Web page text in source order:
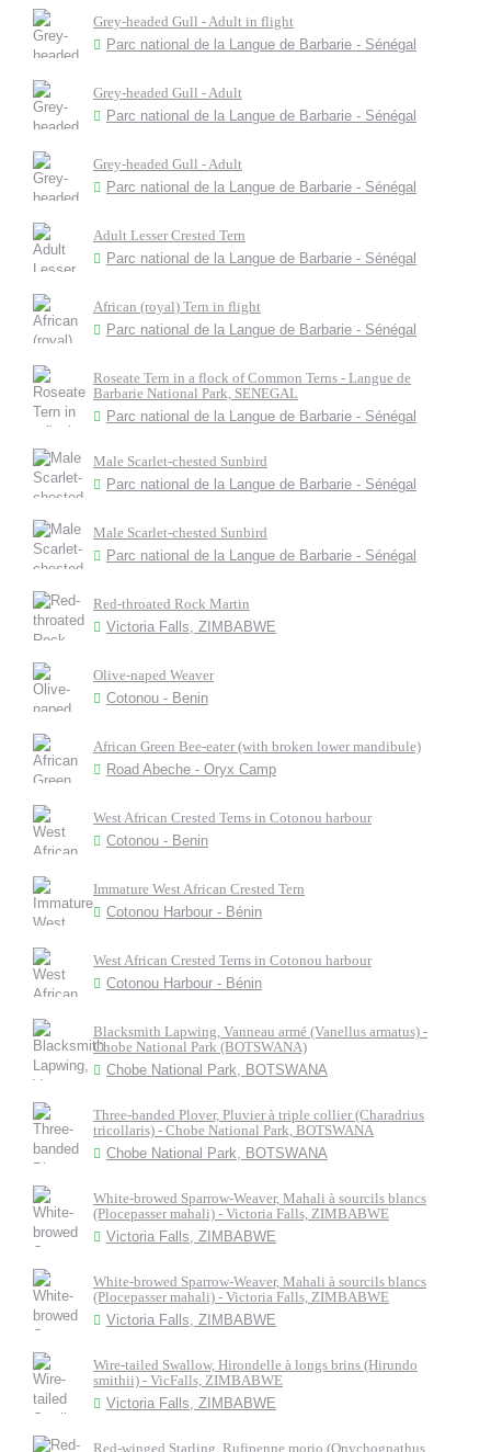
Grey-headed Gull - Adult in flight
Parc national de la Langue de Barbarie - Sénégal
Grey-headed Gull - Adult
Parc national de la Langue de Barbarie - Sénégal
Grey-headed Gull - Adult
Parc national de la Langue de Barbarie - Sénégal
Adult Lesser Crested Tern
Parc national de la Langue de Barbarie - Sénégal
African (royal) Tern in flight
Parc national de la Langue de Barbarie - Sénégal
Roseate Tern in a flock of Common Terns - Langue de
Barbarie National Park, SENEGAL
Parc national de la Langue de Barbarie - Sénégal
Male Scarlet-chested Sunbird
Parc national de la Langue de Barbarie - Sénégal
Male Scarlet-chested Sunbird
Parc national de la Langue de Barbarie - Sénégal
Red-throated Rock Martin
Victoria Falls, ZIMBABWE
Olive-naped Weaver
Cotonou - Benin
African Green Bee-eater (with broken lower mandibule)
Road Abeche - Oryx Camp
West African Crested Terns in Cotonou harbour
Cotonou - Benin
Immature West African Crested Tern
Cotonou Harbour - Bénin
West African Crested Terns in Cotonou harbour
Cotonou Harbour - Bénin
Blacksmith Lapwing, Vanneau armé (Vanellus armatus) -
Chobe National Park (BOTSWANA)
Chobe National Park, BOTSWANA
Three-banded Plover, Pluvier à triple collier (Charadrius
tricollaris) - Chobe National Park, BOTSWANA
Chobe National Park, BOTSWANA
White-browed Sparrow-Weaver, Mahali à sourcils blancs
(Plocepasser mahali) - Victoria Falls, ZIMBABWE
Victoria Falls, ZIMBABWE
White-browed Sparrow-Weaver, Mahali à sourcils blancs
(Plocepasser mahali) - Victoria Falls, ZIMBABWE
Victoria Falls, ZIMBABWE
Wire-tailed Swallow, Hirondelle à longs brins (Hirundo
smithii) - VicFalls, ZIMBABWE
Victoria Falls, ZIMBABWE
Red-winged Starling, Rufipenne morio (Onychognathus